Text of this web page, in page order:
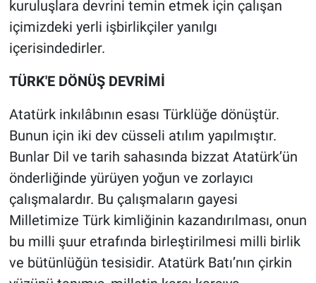
kuruluşlara devrini temin etmek için çalışan
içimizdeki yerli işbirlikçiler yanılgı
içerisindedirler.
TÜRK'E DÖNÜŞ DEVRİMİ
Atatürk inkılâbının esası Türklüğe dönüştür.
Bunun için iki dev cüsseli atılım yapılmıştır.
Bunlar Dil ve tarih sahasında bizzat Atatürk’ün
önderliğinde yürüyen yoğun ve zorlayıcı
çalışmalardır. Bu çalışmaların gayesi
Milletimize Türk kimliğinin kazandırılması, onun
bu milli şuur etrafında birleştirilmesi milli birlik
ve bütünlüğün tesisidir. Atatürk Batı’nın çirkin